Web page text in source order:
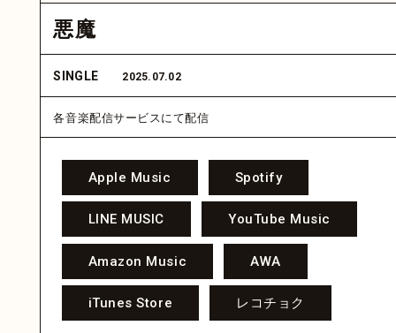
悪魔
SINGLE 2025.07.02
各音楽配信サービスにて配信
Apple Music Spotify
LINE MUSIC YouTube Music
Amazon Music AWA
iTunes Store レコチョク